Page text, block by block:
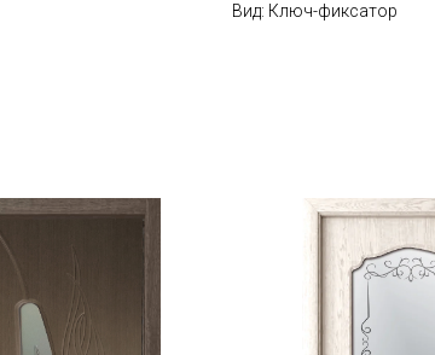
Вид: Ключ-фиксатор